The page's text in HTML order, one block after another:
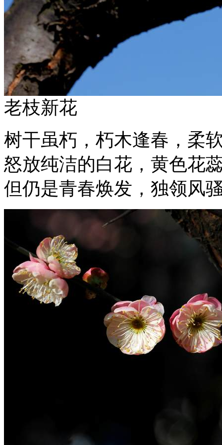
老枝新花
树干虽朽，朽木逢春，柔
怒放纯洁的白花，黄色花
但仍是青春焕发，独领风